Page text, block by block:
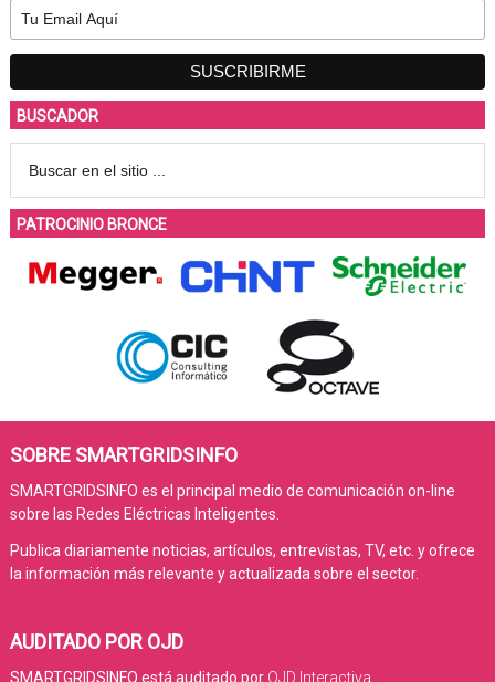
BUSCADOR
PATROCINIO BRONCE
SOBRE SMARTGRIDSINFO
SMARTGRIDSINFO es el principal medio de comunicación on-line
sobre las Redes Eléctricas Inteligentes.
Publica diariamente noticias, artículos, entrevistas, TV, etc. y ofrece
la información más relevante y actualizada sobre el sector.
AUDITADO POR OJD
SMARTGRIDSINFO está auditado por OJD Interactiva